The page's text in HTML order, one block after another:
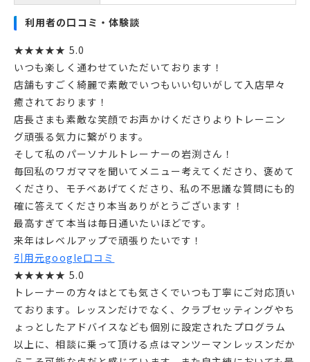
利用者の口コミ・体験談
★★★★★ 5.0
いつも楽しく通わせていただいております！
店舗もすごく綺麗で素敵でいつもいい匂いがして入店早々
癒されております！
店長さまも素敵な笑顔でお声かけくださりよりトレーニン
グ頑張る気力に繋がります。
そして私のパーソナルトレーナーの岩渕さん！
毎回私のワガママを聞いてメニュー考えてくださり、褒めて
くださり、モチベあげてくださり、私の不思議な質問にも的
確に答えてくださり本当ありがとうございます！
最高すぎて本当は毎日通いたいほどです。
来年はレベルアップで頑張りたいです！
引用元google口コミ
★★★★★ 5.0
トレーナーの方々はとても気さくでいつも丁寧にご対応頂い
ております。レッスンだけでなく、クラブセッティングやち
ょっとしたアドバイスなども個別に設定されたプログラム
以上に、相談に乗って頂ける点はマンツーマンレッスンだか